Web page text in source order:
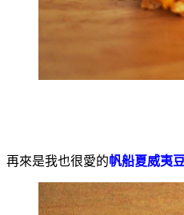
再來是我也很愛的帆船夏威夷